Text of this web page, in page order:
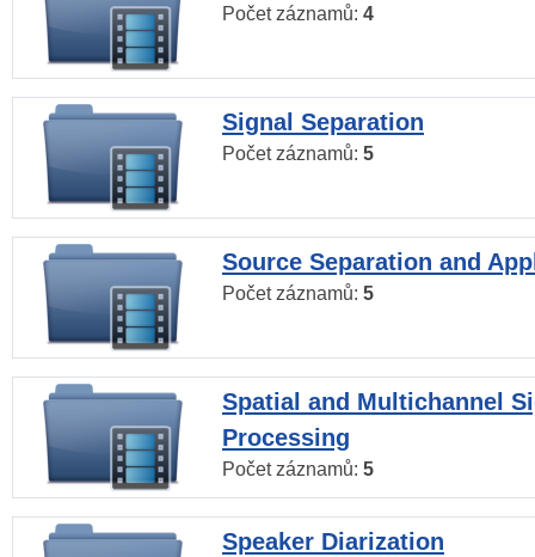
Počet záznamů: 4
Signal Separation
Počet záznamů: 5
Source Separation and
Počet záznamů: 5
Spatial and Multichannel
Processing
Počet záznamů: 5
Speaker Diarization